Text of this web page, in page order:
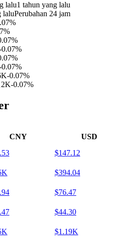
lalu1 tahun yang lalu
laluPerubahan 24 jam
0.07%
0.07%
-0.07%
-0.07%
CNY USD
$147.12
$394.04
$76.47
$44.30
$1.19K